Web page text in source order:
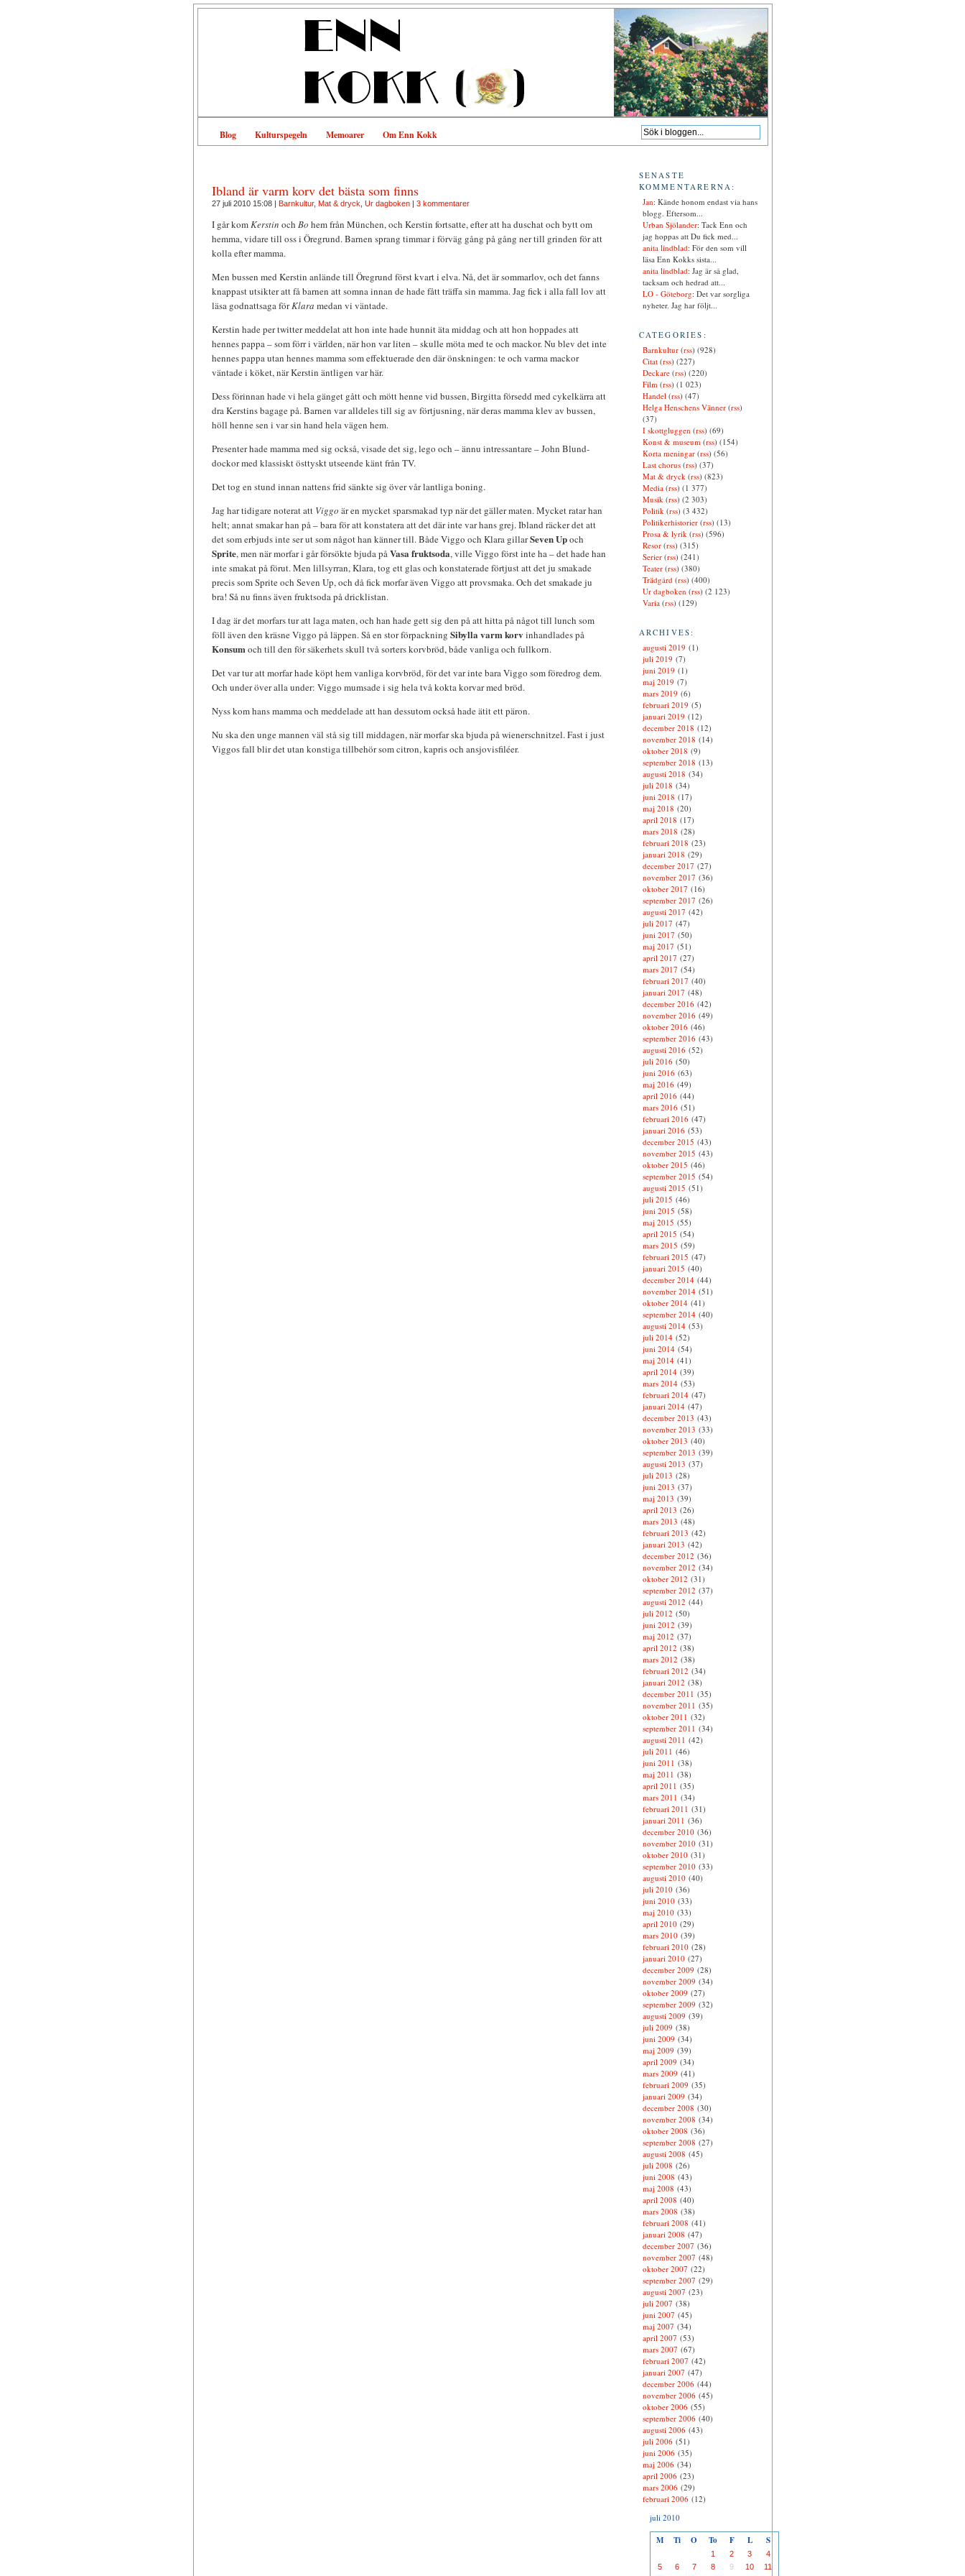
Blog Kulturspegeln Memoarer Om Enn Kokk
Ibland är varm korv det bästa som finns
27 juli 2010 15:08 | Barnkultur, Mat & dryck Ur dagboken| 3 kommentarer
I går komKerstin och Bo hem från München, och Kerstin fortsatte, efter att ha duschat och bytt om
hemma, vidare till oss i Öregrund. Barnen sprang timmar i förväg gång på gång ner till grinden för att
kolla efter mamma.
Men bussen med Kerstin anlände till Öregrund först kvart i elva. Nå, det är sommarlov, och det fanns
knappast utsikter att få barnen att somna innan de hade fått träffa sin mamma. Jag fick i alla fall lov att
läsa godnattsaga förKlara medan vi väntade.
Kerstin hade per twitter meddelat att hon inte hade hunnit äta middag och att hon hoppades att
hennes pappa – som förr i världen, när hon var liten – skulle möta med te och mackor. Nu blev det inte
hennes pappa utan hennes mamma som effektuerade den där önskningen: te och varma mackor
väntade i köket, när Kerstin äntligen var här.
Dess förinnan hade vi hela gänget gått och mött henne vid bussen, Birgitta försedd med cykelkärra att
dra Kerstins bagage på. Barnen var alldeles till sig av förtjusning, när deras mamma klev av bussen,
höll henne sen i var sin hand hela vägen hem.
Presenter hade mamma med sig också, visade det sig, lego och – ännu intressantare – John Blund-
dockor med klassiskt östtyskt utseende känt från TV.
Det tog en stund innan nattens frid sänkte sig över vår lantliga boning.
Jag har tidigare noterat att Viggo är en mycket sparsmakad typ när det gäller maten. Mycket ratar han
helt; annat smakar han på – bara för att konstatera att det där inte var hans grej. Ibland räcker det att
det som erbjuds inte ser ut som något han känner till. Både Viggo och Klara gillarSeven Upoch
Sprite, men när morfar i går försökte bjuda påVasa fruktsoda, ville Viggo först inte ha – det hade han
inte smakat på förut. Men lillsyrran, Klara, tog ett glas och konstaterade förtjust att det ju smakade
precis som Sprite och Seven Up, och då fick morfar även Viggo att provsmaka. Och det smakade ju
bra! Så nu finns även fruktsoda på dricklistan.
I dag är det morfars tur att laga maten, och han hade gett sig den på att hitta på något till lunch som
föll även den kräsne Viggo på läppen. Så en stor förpackning Sibylla varm korv inhandlades på
Konsumoch till den för säkerhets skull två sorters korvbröd, både vanliga och fullkorn.
Det var tur att morfar hade köpt hem vanliga korvbröd, för det var inte bara Viggo som föredrog dem.
Och under över alla under: Viggo mumsade i sig hela två kokta korvar med bröd.
Nyss kom hans mamma och meddelade att han dessutom också hade ätit ett päron.
Nu ska den unge mannen väl stå sig till middagen, när morfar ska bjuda på wienerschnitzel. Fast i just
Viggos fall blir det utan konstiga tillbehör som citron, kapris och ansjovisfiléer.
SENASTE
KOMMENTARERNA:
Jan: Kände honom endast via hans
blogg. Eftersom...
Urban Sjölander: Tack Enn och
jag hoppas att Du fick med...
anita lindblad: För den som vill
läsa Enn Kokks sista...
anita lindblad: Jag är så glad,
tacksam och hedrad att...
LO - Göteborg: Det var sorgliga
nyheter. Jag har följt...
CATEGORIES:
Barnkultur(rss) (928)
Citat(rss) (227)
Deckare(rss) (220)
Film(rss) (1 023)
Handel(rss) (47)
Helga Henschens Vänner(rss)
(37)
I skottgluggen (rss) (69)
Konst & museum(rss) (154)
Korta meningar(rss) (56)
Last chorus(rss) (37)
Mat & dryck(rss) (823)
Media(rss) (1 377)
Musik(rss) (2 303)
Politik(rss) (3 432)
Politikerhistorier(rss) (13)
Prosa & lyrik(rss) (596)
Resor(rss) (315)
Serier(rss) (241)
Teater(rss) (380)
Trädgård(rss) (400)
Ur dagboken (rss) (2 123)
Varia(rss) (129)
ARCHIVES:
augusti 2019 (1)
juli 2019 (7)
juni 2019 (1)
maj 2019 (7)
mars 2019 (6)
februari 2019 (5)
januari 2019 (12)
december 2018 (12)
november 2018 (14)
oktober 2018 (9)
september 2018 (13)
augusti 2018 (34)
juli 2018 (34)
juni 2018 (17)
maj 2018 (20)
april 2018 (17)
mars 2018 (28)
februari 2018 (23)
januari 2018 (29)
december 2017 (27)
november 2017 (36)
oktober 2017 (16)
september 2017 (26)
augusti 2017 (42)
juli 2017 (47)
juni 2017 (50)
maj 2017 (51)
april 2017 (27)
mars 2017 (54)
februari 2017 (40)
januari 2017 (48)
december 2016(42)
november 2016(49)
oktober 2016(46)
september 2016(43)
augusti 2016(52)
juli 2016(50)
juni 2016(63)
maj 2016(49)
april 2016(44)
mars 2016(51)
februari 2016(47)
januari 2016(53)
december 2015 (43)
november 2015 (43)
oktober 2015 (46)
september 2015 (54)
augusti 2015 (51)
juli 2015 (46)
juni 2015 (58)
maj 2015 (55)
april 2015 (54)
mars 2015 (59)
februari 2015 (47)
januari 2015 (40)
december 2014(44)
november 2014(51)
oktober 2014(41)
september 2014(40)
augusti 2014(53)
juli 2014(52)
juni 2014(54)
maj 2014(41)
april 2014(39)
mars 2014(53)
februari 2014(47)
januari 2014(47)
december 2013 (43)
november 2013 (33)
oktober 2013 (40)
september 2013 (39)
augusti 2013 (37)
juli 2013 (28)
juni 2013 (37)
maj 2013 (39)
april 2013 (26)
mars 2013 (48)
februari 2013 (42)
januari 2013 (42)
december 2012 (36)
november 2012 (34)
oktober 2012 (31)
september 2012 (37)
augusti 2012 (44)
juli 2012 (50)
juni 2012 (39)
maj 2012 (37)
april 2012 (38)
mars 2012 (38)
februari 2012 (34)
januari 2012 (38)
december 2011 (35)
november 2011 (35)
oktober 2011 (32)
september 2011 (34)
augusti 2011 (42)
juli 2011 (46)
juni 2011 (38)
maj 2011 (38)
april 2011 (35)
mars 2011 (34)
februari 2011 (31)
januari 2011 (36)
december 2010(36)
november 2010(31)
oktober 2010(31)
september 2010(33)
augusti 2010(40)
juli 2010(36)
juni 2010(33)
maj 2010(33)
april 2010(29)
mars 2010(39)
februari 2010(28)
januari 2010(27)
december 2009 (28)
november 2009 (34)
oktober 2009 (27)
september 2009 (32)
augusti 2009 (39)
juli 2009 (38)
juni 2009 (34)
maj 2009 (39)
april 2009 (34)
mars 2009 (41)
februari 2009 (35)
januari 2009 (34)
december 2008 (30)
november 2008 (34)
oktober 2008 (36)
september 2008 (27)
augusti 2008 (45)
juli 2008 (26)
juni 2008 (43)
maj 2008 (43)
april 2008 (40)
mars 2008 (38)
februari 2008 (41)
januari 2008 (47)
december 2007 (36)
november 2007 (48)
oktober 2007 (22)
september 2007 (29)
augusti 2007 (23)
juli 2007 (38)
juni 2007 (45)
maj 2007 (34)
april 2007 (53)
mars 2007 (67)
februari 2007 (42)
januari 2007 (47)
december 2006(44)
november 2006(45)
oktober 2006(55)
september 2006(40)
augusti 2006(43)
juli 2006(51)
juni 2006(35)
maj 2006(34)
april 2006(23)
mars 2006(29)
februari 2006(12)
juli 2010
M Ti O To F L S
1 2 3
4
5
6 7 8 9 10
11